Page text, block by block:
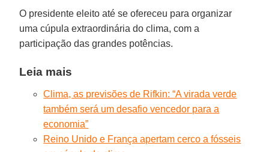
O presidente eleito até se ofereceu para organizar
uma cúpula extraordinária do clima, com a
participação das grandes potências.
Leia mais
Clima, as previsões de Rifkin: “A virada verde
também será um desafio vencedor para a
economia”
Reino Unido e França apertam cerco a fósseis